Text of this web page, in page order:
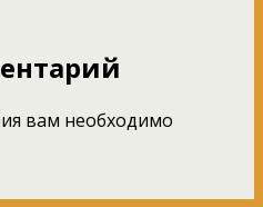
вам необходимо